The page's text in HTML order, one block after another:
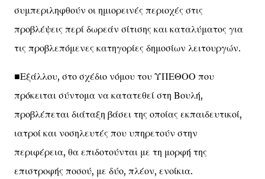
συμπεριληφθούν οι ημιορεινές περιοχές στις
προβλέψεις περί δωρεάν σίτισης και καταλύματος για
τις προβλεπόμενες κατηγορίες δημοσίων λειτουργών.
■Εξάλλου, στο σχέδιο νόμου του ΥΠΕΘΟΟ που
πρόκειται σύντομα να κατατεθεί στη Βουλή,
προβλέπεται διάταξη βάσει της οποίας εκπαιδευτικοί,
ιατροί και νοσηλευτές που υπηρετούν στην
περιφέρεια, θα επιδοτούνται με τη μορφή της
επιστροφής ποσού, με δύο, πλέον, ενοίκια.